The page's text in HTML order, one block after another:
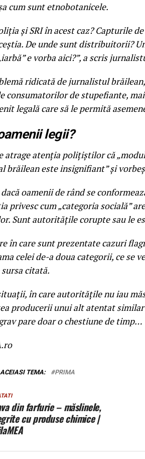
cum sunt etnobotanicele.
şi SRI în acest caz? Capturile
De unde sunt distribuitorii?
e vorba aici?”, a scris
ridicată de jurnalistul
consumatorilor de stupefiante,
legală care să le permită
legii?
atrage atenţia poliţiştilor că
brăilean este insignifiant” şi
oamenii de rând se
privesc cum „categoria socială”
Sunt autorităţile corupte sau le
în care sunt prezentate cazuri
celei de-a doua categorii, ce se
citată.
în care autorităţile nu iau
producerii unui alt atentat
pare doar o chestiune de timp…
TEMA: PRIMA
din farfurie – măslinele,
cu produse chimice |